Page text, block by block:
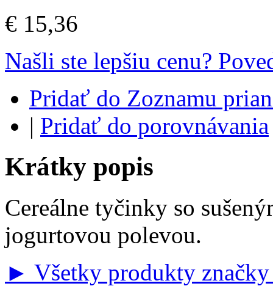
€ 15,36
Našli ste lepšiu cenu?
Pridať do Zoznamu
| Pridať do porovnávania
Krátky popis
Cereálne tyčinky so
jogurtovou polevou.
► Všetky produkty